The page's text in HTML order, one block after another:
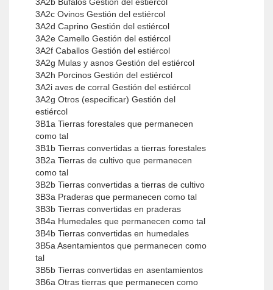
3A2c Ovinos Gestión del estiércol
3A2d Caprino Gestión del estiércol
3A2e Camello Gestión del estiércol
3A2f Caballos Gestión del estiércol
3A2g Mulas y asnos Gestión del estiércol
3A2h Porcinos Gestión del estiércol
3A2i aves de corral Gestión del estiércol
3A2g Otros (especificar) Gestión del
estiércol
3B1a Tierras forestales que permanecen
como tal
3B1b Tierras convertidas a tierras forestales
3B2a Tierras de cultivo que permanecen
como tal
3B2b Tierras convertidas a tierras de cultivo
3B3a Praderas que permanecen como tal
3B3b Tierras convertidas en praderas
3B4a Humedales que permanecen como tal
3B4b Tierras convertidas en humedales
3B5a Asentamientos que permanecen como
tal
3B5b Tierras convertidas en asentamientos
3B6a Otras tierras que permanecen como